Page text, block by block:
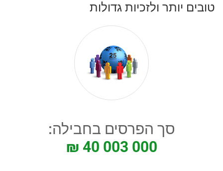
טובים יותר ולזכיות גדולות
סך הפרסים בחבילה:
₪ 40 003 000